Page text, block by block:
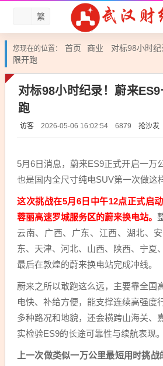
繁
您现在的位置： 首页 商业
对标98小时
限开跑
对标98小时纪录！蔚来
跑
访客 2026-05-06 16:02:54 6879 抢沙发
5月6日消息，蔚来ES9正式开启一万
也是国内全尺寸纯电SUV第一次做这
这次挑战在5月6日中午12点正式启
蓉丽高速罗城服务区的蔚来换电站。
云南、广西、广东、江西、湖北、
东、天津、河北、山西、陕西、宁夏
最后在敦煌的蔚来换电站完成冲线。
蔚来之所以敢跑这么远，主要靠全国
电快、补给方便，能支撑连续高强度
多种路况和地貌，还会横跨山海关、
实检验ES9的长途可靠性与续航表现。
上一次做类似一万公里最短用时挑